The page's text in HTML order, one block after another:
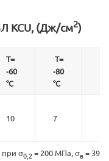
KCU, (Дж/см2)
Т=
-60
°С
Т=
-80
°С
10 7
при σ0,2 = 200 МПа, σв= 390